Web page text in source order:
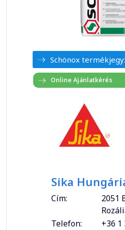
Schönox
Sika
Cím:
2051
Telefon:
+36 1